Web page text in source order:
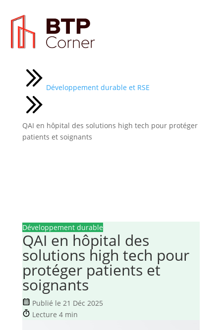
Développement durable et RSE
QAI en hôpital des solutions high tech pour protéger
patients et soignants
Développement durable
QAI en hôpital des
solutions high tech pour
protéger patients et
soignants
Publié le 21 Déc 2025
Lecture 4 min